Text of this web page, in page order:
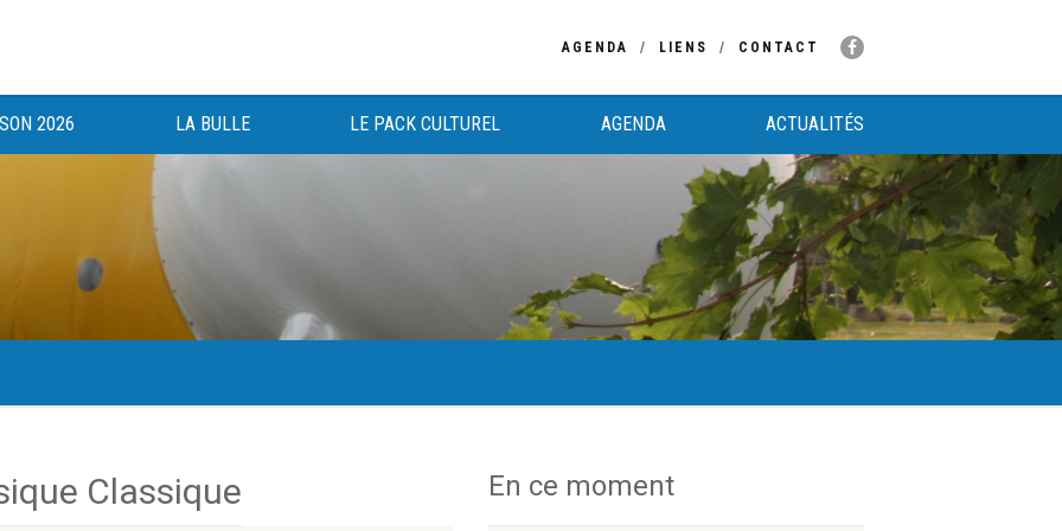
AGENDA LIENS CONTACT
2026 LA BULLE LE PACK CULTUREL AGENDA ACTUALITÉS
au bénéfice des haut-saônois depuis 1983.
Classique En ce moment